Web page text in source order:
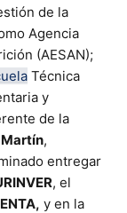
de la
Agencia
(AESAN);
Técnica
y
de la
,
entregar
, el
, y en la